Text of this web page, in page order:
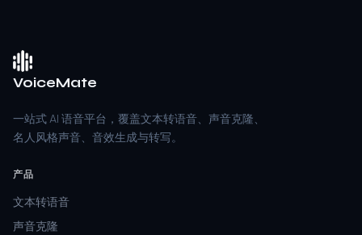
VoiceMate
一站式 AI 语音平台，覆盖文本转语音、声音克隆、
名人风格声音、音效生成与转写。
产品
文本转语音
声音克隆